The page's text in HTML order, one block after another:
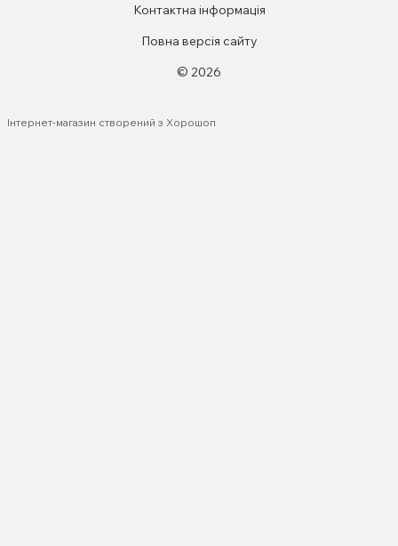
Контактна інформація
Повна версія сайту
© 2026
Інтернет-магазин створений з Хорошоп